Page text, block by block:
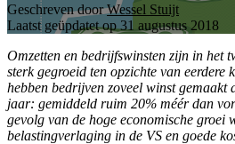
Geschreven doorWessel Stuijt
Laatst geüpdatet op 31 augustus 2018
Omzetten en bedrijfswinsten zijn in het
sterk gegroeid ten opzichte van eerdere
hebben bedrijven zoveel winst gemaakt
jaar: gemiddeld ruim 20% méér dan
gevolg van de hoge economische groei
belastingverlaging in de VS en goede